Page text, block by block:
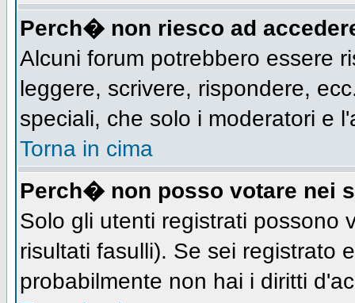
Perch� non riesco ad
Alcuni forum potrebbero essere
leggere, scrivere, rispondere,
speciali, che solo i moderatori e
Torna in cima
Perch� non posso votare nei
Solo gli utenti registrati possono
risultati fasulli). Se sei registrato
probabilmente non hai i diritti